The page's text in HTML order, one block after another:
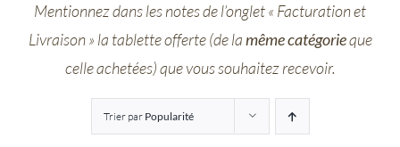
Mentionnez dans les notes de l’onglet « Facturation et
Livraison » la tablette offerte (de lamême catégorieque
celle achetées) que vous souhaitez recevoir.
Trier par Popularité